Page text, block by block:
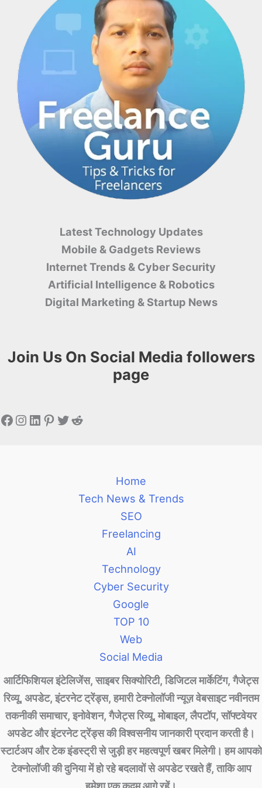
202
6
सुरक्षि
त
रखेगा
Latest Technology Updates
Mobile & Gadgets Reviews
Internet Trends & Cyber ​​Security
Artificial Intelligence & Robotics
Digital Marketing & Startup News
Join Us On Social Media followers
page
Facebook
Instagram
LinkedIn
Pinterest
Twitter
Reddit
Home
Tech News & Trends
SEO
Freelancing
AI
Technology
Cyber Security
Google
TOP 10
Web
Social Media
आर्टिफिशियल इंटेलिजेंस, साइबर सिक्योरिटी, डिजिटल मार्केटिंग, गैजेट्स
रिव्यू, अपडेट, इंटरनेट ट्रेंड्स, हमारी टेक्नोलॉजी न्यूज़ वेबसाइट नवीनतम
तकनीकी समाचार, इनोवेशन, गैजेट्स रिव्यू, मोबाइल, लैपटॉप, सॉफ्टवेयर
अपडेट और इंटरनेट ट्रेंड्स की विश्वसनीय जानकारी प्रदान करती है।
स्टार्टअप और टेक इंडस्ट्री से जुड़ी हर महत्वपूर्ण खबर मिलेगी। हम आपको
टेक्नोलॉजी की दुनिया में हो रहे बदलावों से अपडेट रखते हैं, ताकि आप